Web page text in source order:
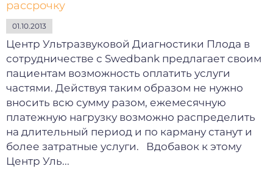
рассрочку
01.10.2013
Центр Ультразвуковой Диагностики Плода в
сотрудничестве с Swedbank предлагает своим
пациентам возможность оплатить услуги
частями. Действуя таким образом не нужно
вносить всю сумму разом, ежемесячную
платежную нагрузку возможно распределить
на длительный период и по карману станут и
более затратные услуги. Вдобавок к этому
Центр Уль...